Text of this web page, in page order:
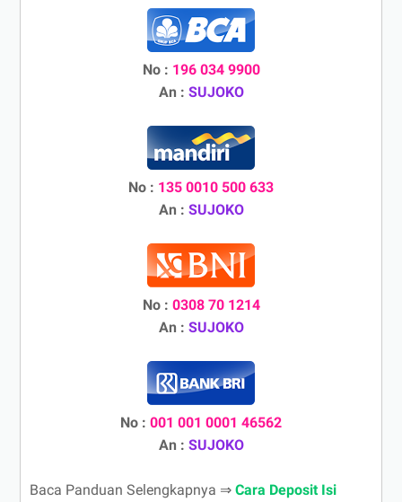
No : 196 034 9900
An : SUJOKO
No : 135 0010 500 633
An : SUJOKO
No : 0308 70 1214
An : SUJOKO
No : 001 001 0001 46562
An : SUJOKO
Baca Panduan Selengkapnya ⇒ Cara Deposit Isi